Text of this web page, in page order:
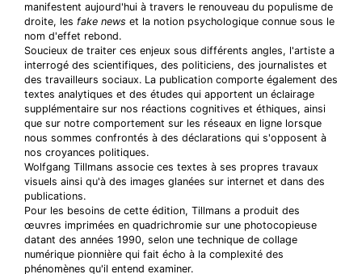
manifestent aujourd'hui à travers le renouveau du populisme de
droite, les fake news et la notion psychologique connue sous le
nom d'effet rebond.
Soucieux de traiter ces enjeux sous différents angles, l'artiste a
interrogé des scientifiques, des politiciens, des journalistes et
des travailleurs sociaux. La publication comporte également des
textes analytiques et des études qui apportent un éclairage
supplémentaire sur nos réactions cognitives et éthiques, ainsi
que sur notre comportement sur les réseaux en ligne lorsque
nous sommes confrontés à des déclarations qui s'opposent à
nos croyances politiques.
Wolfgang Tillmans associe ces textes à ses propres travaux
visuels ainsi qu'à des images glanées sur internet et dans des
publications.
Pour les besoins de cette édition, Tillmans a produit des
œuvres imprimées en quadrichromie sur une photocopieuse
datant des années 1990, selon une technique de collage
numérique pionnière qui fait écho à la complexité des
phénomènes qu'il entend examiner.